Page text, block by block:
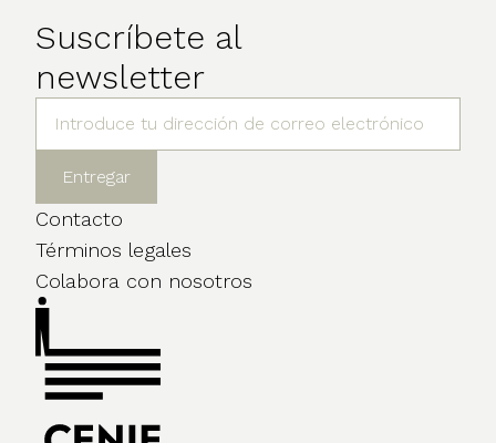
Suscríbete al
newsletter
Contacto
Términos legales
Colabora con nosotros